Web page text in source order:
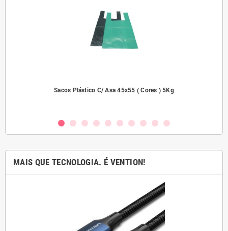
Sacos Plástico C/ Asa 45x55 ( Cores ) 5Kg
MAIS QUE TECNOLOGIA. É VENTION!